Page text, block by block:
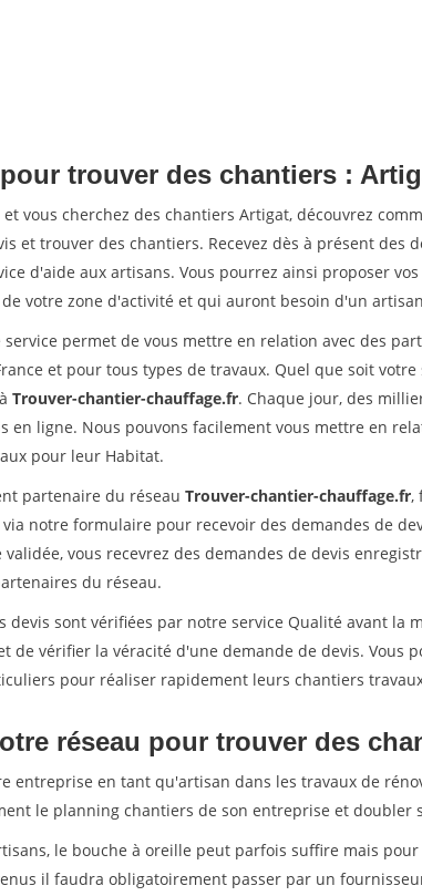
trouver des chantiers :
vous cherchez des chantiers Artigat, découvrez
et trouver des chantiers. Recevez dès à présent des
d'aide aux artisans. Vous pourrez ainsi proposer vos
votre zone d'activité et qui auront besoin d'un
permet de vous mettre en relation avec des
et pour tous types de travaux. Quel que soit
Trouver-chantier-chauffage.fr. Chaque jour, des
en ligne. Nous pouvons facilement vous mettre en
pour leur Habitat.
partenaire du réseau Trouver-chantier-chauffage.fr,
notre formulaire pour recevoir des demandes de
vous recevrez des demandes de devis
du réseau.
devis sont vérifiées par notre service Qualité avant la
de vérifier la véracité d'une demande de devis. Vous
pour réaliser rapidement leurs chantiers
réseau pour trouver des
entreprise en tant qu'artisan dans les travaux de
le planning chantiers de son entreprise et doubler
le bouche à oreille peut parfois suffire mais
il faudra obligatoirement passer par un